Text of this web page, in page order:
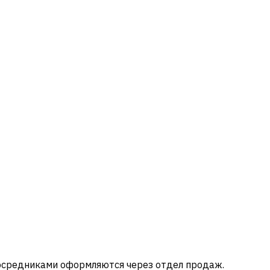
оформляются через отдел продаж.